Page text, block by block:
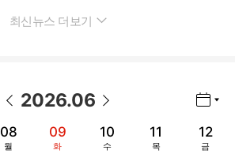
최신뉴스 더보기
2026.06
08
월
09
화
10
수
11
목
12
금